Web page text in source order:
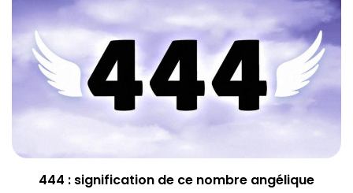
444 : signification de ce nombre angélique